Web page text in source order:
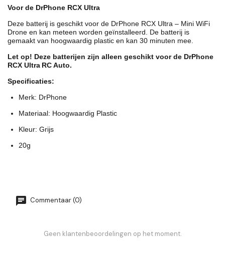
Voor de DrPhone RCX Ultra
Deze batterij is geschikt voor de DrPhone RCX Ultra – Mini WiFi
Drone en kan meteen worden geïnstalleerd. De batterij is
gemaakt van hoogwaardig plastic en kan 30 minuten mee.
Let op! Deze batterijen zijn alleen geschikt voor de DrPhone
RCX Ultra RC Auto.
Specificaties:
Merk: DrPhone
Materiaal: Hoogwaardig Plastic
Kleur: Grijs
20g
Commentaar (0)
Geen klantenbeoordelingen op het moment.